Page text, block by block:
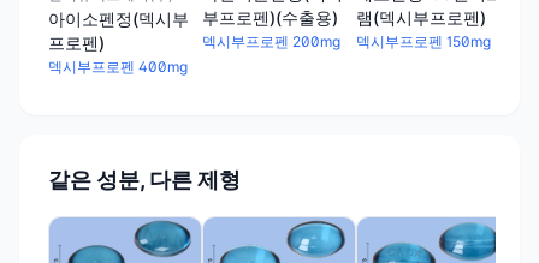
아이소펜정(덱시부
프로펜)
덱시부프로펜 400mg
부프로펜)(수출용)
덱시부프로펜 200mg
램(덱시부프로펜)
덱시부프로펜 150mg
같은 성분, 다른 제형